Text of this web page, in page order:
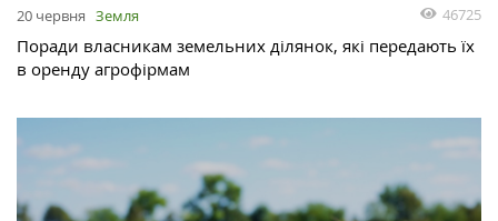
20 червня Земля 46725
Поради власникам земельних ділянок, які передають їх
в оренду агрофірмам